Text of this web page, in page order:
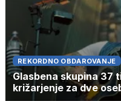
REKORDNO OBDAROVANJE
Glasbena skupina 37
križarjenje za dve